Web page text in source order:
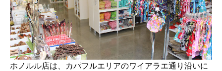
ホノルル店は、カパフルエリアのワイアラエ通り沿いに